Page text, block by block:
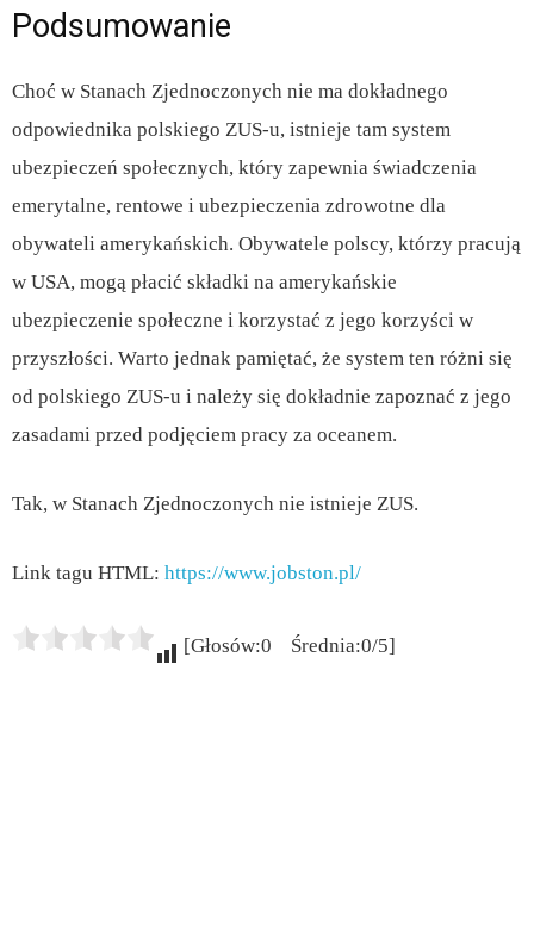
Podsumowanie
Choć w Stanach Zjednoczonych nie ma dokładnego
odpowiednika polskiego ZUS-u, istnieje tam system
ubezpieczeń społecznych, który zapewnia świadczenia
emerytalne, rentowe i ubezpieczenia zdrowotne dla
obywateli amerykańskich. Obywatele polscy, którzy pracują
w USA, mogą płacić składki na amerykańskie
ubezpieczenie społeczne i korzystać z jego korzyści w
przyszłości. Warto jednak pamiętać, że system ten różni się
od polskiego ZUS-u i należy się dokładnie zapoznać z jego
zasadami przed podjęciem pracy za oceanem.
Tak, w Stanach Zjednoczonych nie istnieje ZUS.
Link tagu HTML: https://www.jobston.pl/
[Głosów:0 Średnia:0/5]